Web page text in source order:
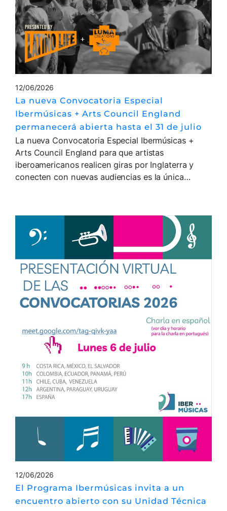
12/06/2026
La nueva Convocatoria Especial
Ibermúsicas + Arts Council England
permanecerá abierta hasta el 31 de julio
La nueva Convocatoria Especial Ibermúsicas +
Arts Council England para que artistas
iberoamericanos realicen giras por Inglaterra y
conecten con nuevas audiencias es la única…
12/06/2026
El Programa Ibermúsicas invita a un
encuentro abierto con su Unidad Técnica